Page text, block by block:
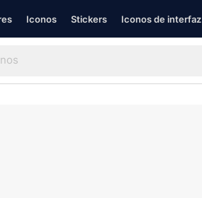
Iconos Stickers Iconos de interfaz